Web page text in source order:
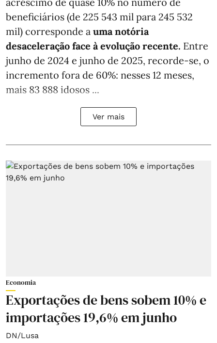
beneficiários (de 225 543 mil para 245 532
mil) corresponde a uma notória
desaceleração face à evolução recente. Entre
junho de 2024 e junho de 2025, recorde-se, o
incremento fora de 60%: nesses 12 meses,
mais 83 888 idosos ...
Ver mais
Economia
Exportações de bens sobem 10% e
importações 19,6% em junho
DN/Lusa